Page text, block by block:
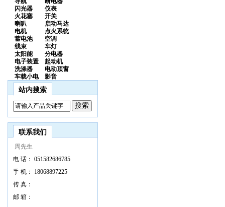
闪光器
仪表
火花塞
开关
喇叭
启动马达
电机
点火系统
蓄电池
空调
线束
车灯
太阳能
分电器
电子装置
起动机
洗涤器
电动顶窗
车载小电
影音
站内搜索
联系我们
周先生
电 话： 051582686785
手 机：
18068897225
传 真：
邮 箱：